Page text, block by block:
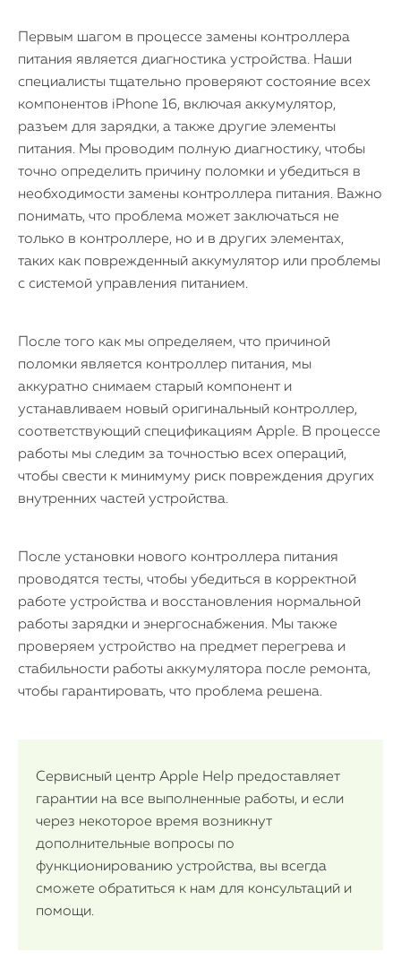
Первым шагом в процессе замены контроллера
питания является диагностика устройства. Наши
специалисты тщательно проверяют состояние всех
компонентов iPhone 16, включая аккумулятор,
разъем для зарядки, а также другие элементы
питания. Мы проводим полную диагностику, чтобы
точно определить причину поломки и убедиться в
необходимости замены контроллера питания. Важно
понимать, что проблема может заключаться не
только в контроллере, но и в других элементах,
таких как поврежденный аккумулятор или проблемы
с системой управления питанием.
После того как мы определяем, что причиной
поломки является контроллер питания, мы
аккуратно снимаем старый компонент и
устанавливаем новый оригинальный контроллер,
соответствующий спецификациям Apple. В процессе
работы мы следим за точностью всех операций,
чтобы свести к минимуму риск повреждения других
внутренних частей устройства.
После установки нового контроллера питания
проводятся тесты, чтобы убедиться в корректной
работе устройства и восстановления нормальной
работы зарядки и энергоснабжения. Мы также
проверяем устройство на предмет перегрева и
стабильности работы аккумулятора после ремонта,
чтобы гарантировать, что проблема решена.
Сервисный центр Apple Help предоставляет
гарантии на все выполненные работы, и если
через некоторое время возникнут
дополнительные вопросы по
функционированию устройства, вы всегда
сможете обратиться к нам для консультаций и
помощи.